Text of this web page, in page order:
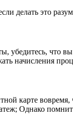
делать это
что
начисления
карте
Однако